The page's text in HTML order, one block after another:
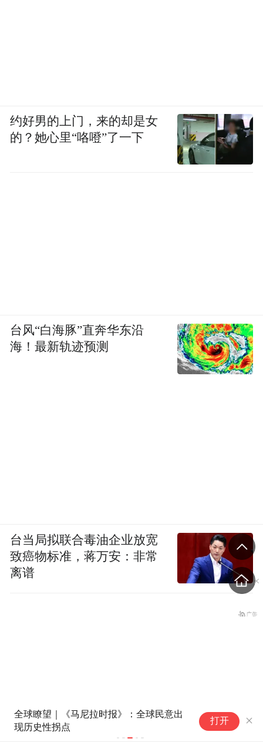
全球瞭望｜《马尼拉时报》：全球民意出
现历史性拐点
望
打开
约好男的上门，来的却是女
的？她心里“咯噔”了一下
台风“白海豚”直奔华东沿
海！最新轨迹预测
台当局拟联合毒油企业放宽
致癌物标准，蒋万安：非常
离谱